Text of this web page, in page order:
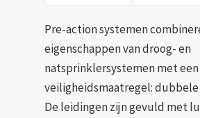
Pre-action systemen
eigenschappen van droog- en
natsprinklersystemen met
veiligheidsmaatregel:
De leidingen zijn gevuld met